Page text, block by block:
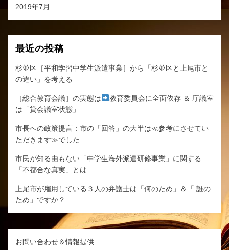
2019年7月
最近の投稿
杉並区［平和学習中学生派遣事業］から「杉並区と上尾市と
の違い」を考える
［総合教育会議］の実態は
教育委員会に全面依存 ＆ 庁議室
は「貸会議室状態」
市長への政策提言：市の「回答」の大半は≪参考にさせてい
ただきます≫でした
市民が知る由もない「中学生海外派遣研修事業」に関する
「不都合な真実」とは
上尾市が雇用している３人の弁護士は「何のため」＆「 誰の
ため」ですか？
お問い合わせ＆情報提供